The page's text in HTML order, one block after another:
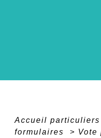
Accueil particuliers
formulaires
> Vote